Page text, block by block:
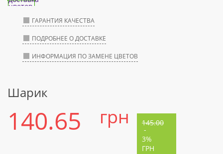
ГАРАНТИЯ КАЧЕСТВА
ПОДРОБНЕЕ О ДОСТАВКЕ
ИНФОРМАЦИЯ ПО ЗАМЕНЕ ЦВЕТОВ
Шарик
140.65 грн 145.00
-
3%
ГРН